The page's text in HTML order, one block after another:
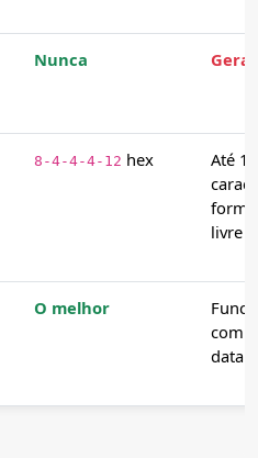
Nunca
8-4-4-4-12 hex
Até 16
livre
O melhor
com
data